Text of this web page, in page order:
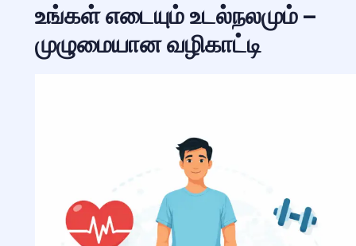
உங்கள் எடையும் உடல்நலமும் –
முழுமையான வழிகாட்டி